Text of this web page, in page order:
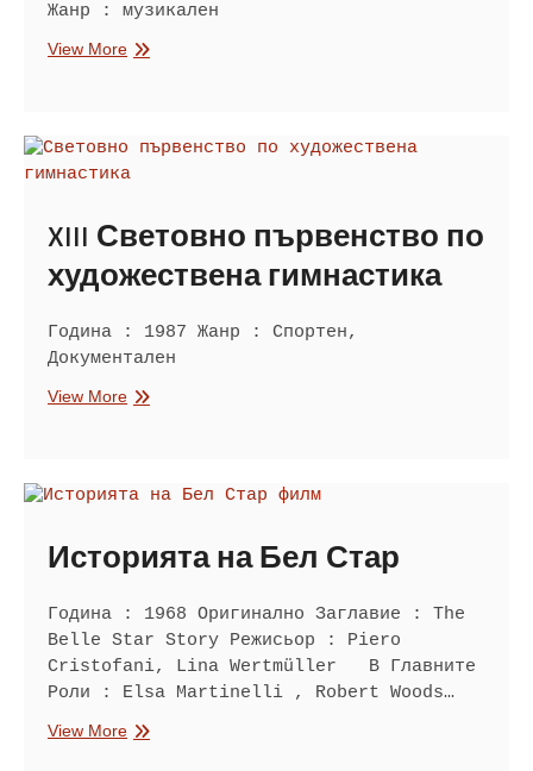
Жанр : музикален
View MoreЗабавен
XIII Световно първенство по
художествена гимнастика
Година : 1987 Жанр : Спортен,
Документален
View MoreXIII
художествена
Историята на Бел Стар
Година : 1968 Оригинално Заглавие : The
Belle Star Story Режисьор : Piero
Cristofani, Lina Wertmüller В Главните
Роли : Elsa Martinelli , Robert Woods…
View MoreИсторията